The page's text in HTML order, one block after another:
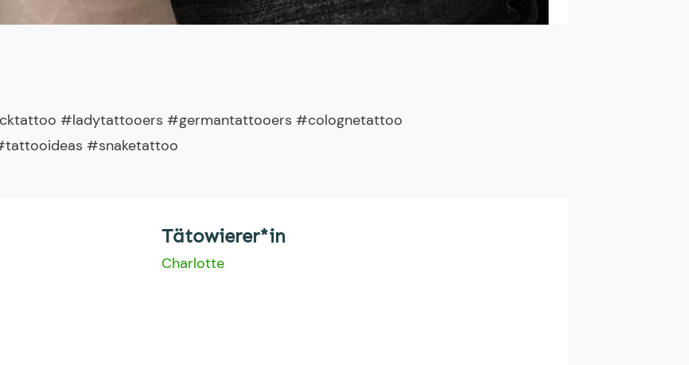
#ladytattooers #germantattooers #colognetattoo
#snaketattoo
Tätowierer*in
Charlotte